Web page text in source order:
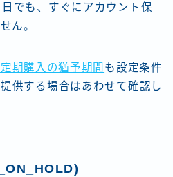
でも、すぐにアカウント保
ん。
期購入の猶予期間 も設定条件
供する場合はあわせて確認し